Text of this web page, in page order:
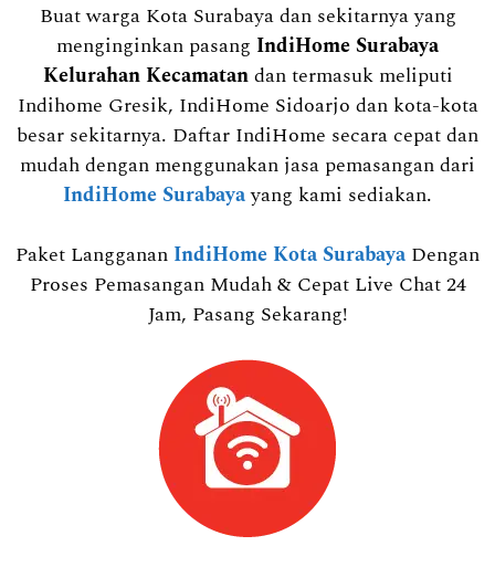
Buat warga Kota Surabaya dan sekitarnya yang
menginginkan pasang IndiHome Surabaya
Kelurahan Kecamatandan termasuk meliputi
Indihome Gresik, IndiHome Sidoarjo dan kota-kota
besar sekitarnya. Daftar IndiHome secara cepat dan
mudah dengan menggunakan jasa pemasangan dari
IndiHome Surabayayang kami sediakan.
Paket Langganan IndiHome Kota Surabaya Dengan
Proses Pemasangan Mudah & Cepat Live Chat 24
Jam, Pasang Sekarang!